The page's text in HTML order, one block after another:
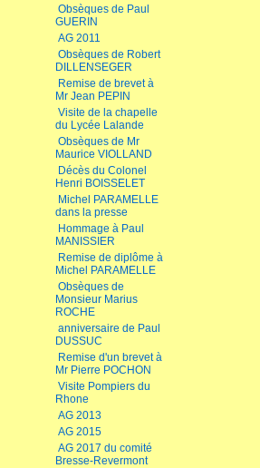
Obsèques de Paul
GUERIN
AG 2011
Obsèques de Robert
DILLENSEGER
Remise de brevet à
Mr Jean PEPIN
Visite de la chapelle
du Lycée Lalande
Obsèques de Mr
Maurice VIOLLAND
Décès du Colonel
Henri BOISSELET
Michel PARAMELLE
dans la presse
Hommage à Paul
MANISSIER
Remise de diplôme à
Michel PARAMELLE
Obsèques de
Monsieur Marius
ROCHE
anniversaire de Paul
DUSSUC
Remise d'un brevet à
Mr Pierre POCHON
Visite Pompiers du
Rhone
AG 2013
AG 2015
AG 2017 du comité
Bresse-Revermont